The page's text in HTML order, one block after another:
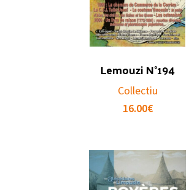
Lemouzi N°194
Collectiu
16.00€